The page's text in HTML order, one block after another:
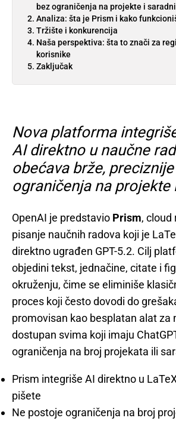
bez ograničenja na projekte i
Analiza: šta je Prism i kako
Tržište i konkurencija
Naša perspektiva: šta to znači za
korisnike
Zaključak
Nova platforma
AI direktno u naučne
obećava brže,
ograničenja na projekte
OpenAI je predstavio Prism, cloud
pisanje naučnih radova koji je
direktno ugrađen GPT-5.2. Cilj
objedini tekst, jednačine, citate i
okruženju, čime se eliminiše
proces koji često dovodi do
promovisan kao besplatan alat za
dostupan svima koji imaju
ograničenja na broj projekata ili
Prism integriše AI direktno u
pišete
Ne postoje ograničenja na broj